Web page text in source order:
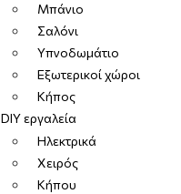
Μπάνιο
Σαλόνι
Υπνοδωμάτιο
Εξωτερικοί χώροι
Κήπος
DIY εργαλεία
Ηλεκτρικά
Χειρός
Κήπου